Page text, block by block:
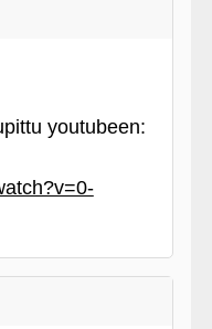
youtubeen: